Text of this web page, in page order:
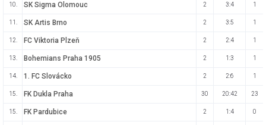
10. SK Sigma Olomouc 2 3:4 1
11. SK Artis Brno 2 3:5 1
12. FC Viktoria Plzeň 2 2:4 1
13. Bohemians Praha 1905 2 1:3 1
14. 1. FC Slovácko 2 2:6 1
15. FK Dukla Praha 30 20:42 23
15. FK Pardubice 2 1:4 0